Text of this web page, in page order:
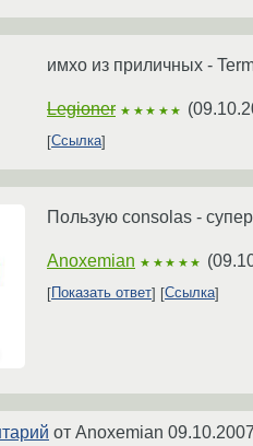
имхо из приличных -
Legioner ★★★★★ (
Ссылка
Пользую consolas -
Anoxemian ★★★★★ (
Показать ответ Ссылка
от Anoxemian